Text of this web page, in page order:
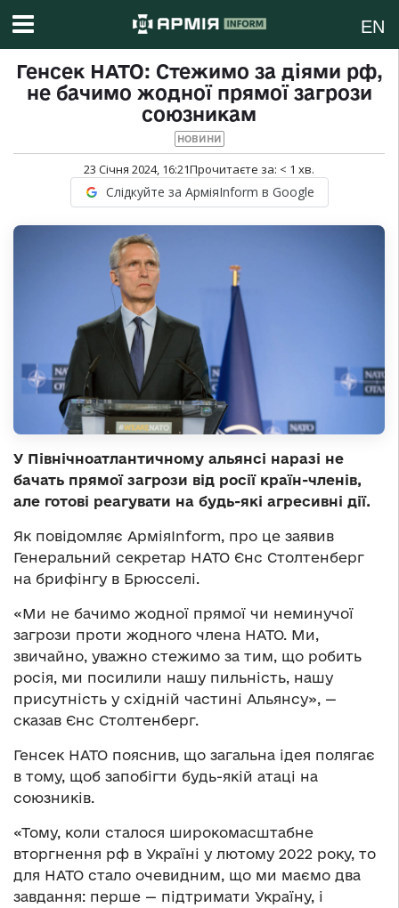
EN
Генсек НАТО: Стежимо за діями рф,
не бачимо жодної прямої загрози
союзникам
НОВИНИ
23 Січня 2024, 16:21Прочитаєте за: < 1 хв.
Слідкуйте за АрміяInform в Google
У Північноатлантичному альянсі наразі не
бачать прямої загрози від росії країн-членів,
але готові реагувати на будь-які агресивні дії.
Як повідомляє АрміяInform, про це заявив
Генеральний секретар НАТО Єнс Столтенберг
на брифінгу в Брюсселі.
«Ми не бачимо жодної прямої чи неминучої
загрози проти жодного члена НАТО. Ми,
звичайно, уважно стежимо за тим, що робить
росія, ми посилили нашу пильність, нашу
присутність у східній частині Альянсу», —
сказав Єнс Столтенберг.
Генсек НАТО пояснив, що загальна ідея полягає
в тому, щоб запобігти будь-якій атаці на
союзників.
«Тому, коли сталося широкомасштабне
вторгнення рф в Україні у лютому 2022 року, то
для НАТО стало очевидним, що ми маємо два
завдання: перше — підтримати Україну, і